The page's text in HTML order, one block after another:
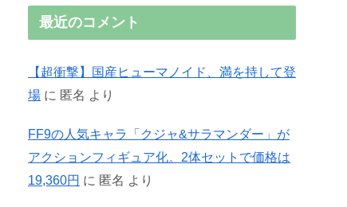
最近のコメント
【超衝撃】国産ヒューマノイド、満を持して登
場 に 匿名 より
FF9の人気キャラ「クジャ&サラマンダー」が
アクションフィギュア化。2体セットで価格は
19,360円 に 匿名 より